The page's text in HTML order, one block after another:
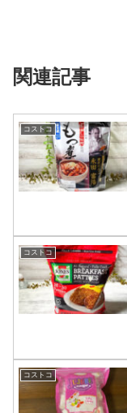
関連記事
コストコ
コストコ
コストコ